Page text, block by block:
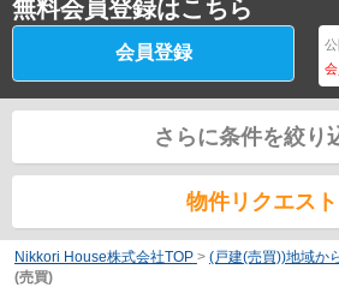
無料会員登録はこちら
会員登録
さらに条件を絞り
物件リクエスト
Nikkori House株式会社TOP > (戸建(売買))地域か
(売買)